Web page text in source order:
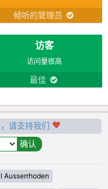
倾听的管理员
访客
访问量很高
最佳
请支持我们
Ausserrhoden